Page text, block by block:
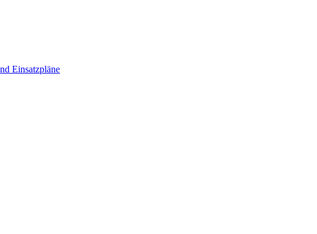
Einsatzpläne